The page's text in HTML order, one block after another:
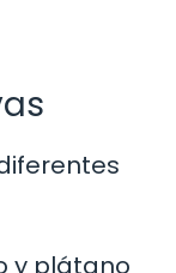
y plátano